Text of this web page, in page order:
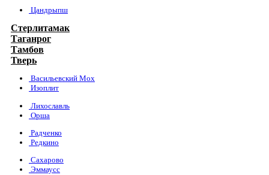
Цандрыпш
Стерлитамак
Таганрог
Тамбов
Тверь
Васильевский Мох
Изоплит
Лихославль
Орша
Радченко
Редкино
Сахарово
Эммаусс